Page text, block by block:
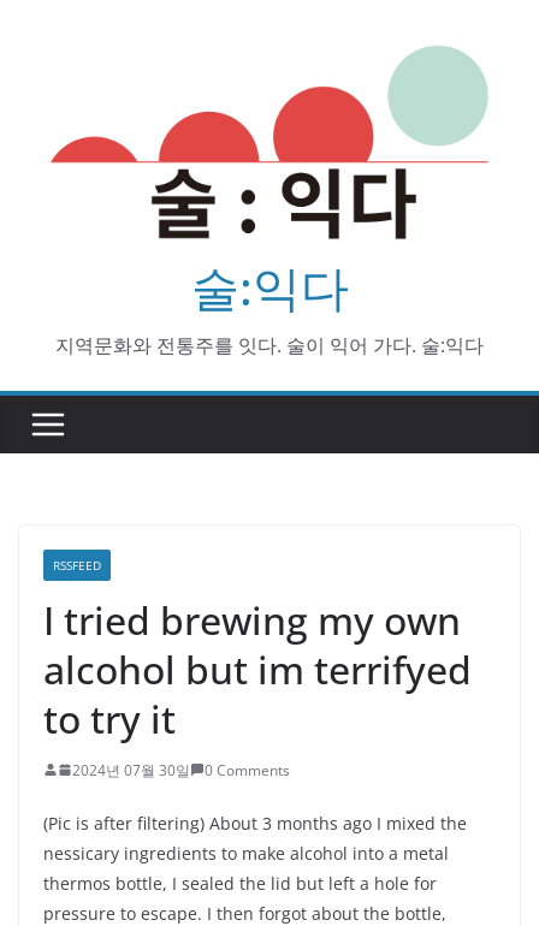
술:익다
지역문화와 전통주를 잇다. 술이 익어 가다. 술:익다
RSSFEED
I tried brewing my own
alcohol but im terrifyed
to try it
2024년 07월 30일 0 Comments
(Pic is after filtering) About 3 months ago I mixed the
nessicary ingredients to make alcohol into a metal
thermos bottle, I sealed the lid but left a hole for
pressure to escape. I then forgot about the bottle,